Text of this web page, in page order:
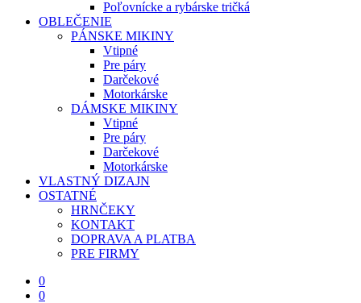
Poľovnícke a rybárske tričká
OBLEČENIE
PÁNSKE MIKINY
Vtipné
Pre páry
Darčekové
Motorkárske
DÁMSKE MIKINY
Vtipné
Pre páry
Darčekové
Motorkárske
VLASTNÝ DIZAJN
OSTATNÉ
HRNČEKY
KONTAKT
DOPRAVA A PLATBA
PRE FIRMY
0
0